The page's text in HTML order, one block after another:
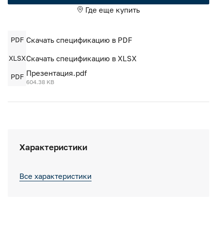
Характеристики
Все характеристики
Где еще купить
PDF Скачать спецификацию в PDF
XLSXСкачать спецификацию в XLSX
PDF Презентация.pdf
604.38 KB